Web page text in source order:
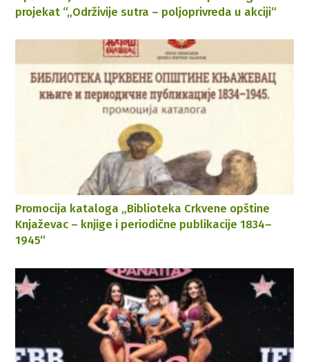
projekat “„Održivije sutra – poljoprivreda u akciji“
Promocija kataloga „Biblioteka Crkvene opštine
Knjaževac – knjige i periodične publikacije 1834–
1945“